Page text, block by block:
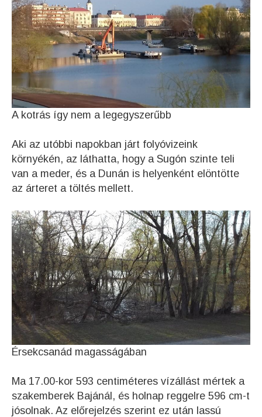
A kotrás így nem a legegyszerűbb
Aki az utóbbi napokban járt folyóvizeink
környékén, az láthatta, hogy a Sugón szinte teli
van a meder, és a Dunán is helyenként elöntötte
az árteret a töltés mellett.
Érsekcsanád magasságában
Ma 17.00-kor 593 centiméteres vízállást mértek a
szakemberek Bajánál, és holnap reggelre 596 cm-t
jósolnak. Az előrejelzés szerint ez után lassú